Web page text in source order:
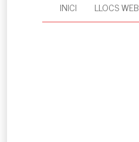
INICI LLOCS WEB